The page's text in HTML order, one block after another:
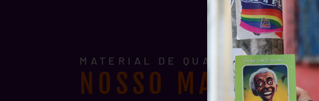
MATERIAL DE QUALIDADE!
NOSSO MATERIAL